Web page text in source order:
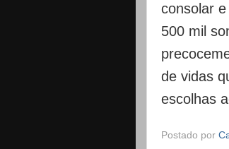
consolar
500 mil
de vidas
escolhas
Postado por